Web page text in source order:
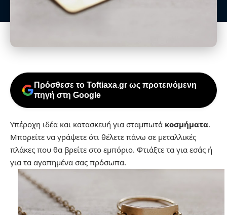
Πρόσθεσε το Toftiaxa.gr ως προτεινόμενη
πηγή στη Google
Υπέροχη ιδέα και κατασκευή για σταμπωτά κοσμήματα.
Μπορείτε να γράψετε ότι θέλετε πάνω σε μεταλλικές
πλάκες που θα βρείτε στο εμπόριο. Φτιάξτε τα για εσάς ή
για τα αγαπημένα σας πρόσωπα.